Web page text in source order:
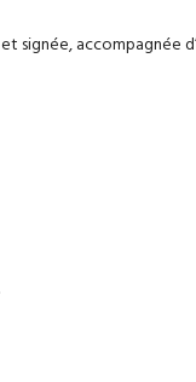
signée, accompagnée